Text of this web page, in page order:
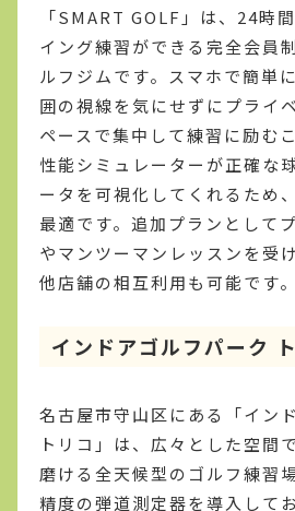
「SMART GOLF」は、24時
イング練習ができる完全会員
ルフジムです。スマホで簡単
囲の視線を気にせずにプライ
ペースで集中して練習に励む
性能シミュレーターが正確な
ータを可視化してくれるため
最適です。追加プランとして
やマンツーマンレッスンを受
他店舗の相互利用も可能です。
インドアゴルフパーク
名古屋市守山区にある「イン
トリコ」は、広々とした空間
磨ける全天候型のゴルフ練習
精度の弾道測定器を導入して